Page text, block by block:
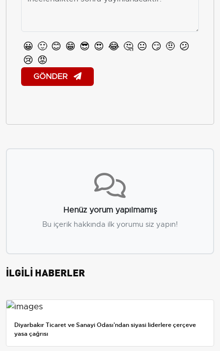
😀 🙂 😊 😁 😎 😍 😂 🤔 😐 😏 🤨 😕
😢 😡
GÖNDER
Henüz yorum yapılmamış
Bu içerik hakkında ilk yorumu siz yapın!
İLGİLİ HABERLER
Diyarbakır Ticaret ve Sanayi Odası’ndan siyasi liderlere çerçeve
yasa çağrısı